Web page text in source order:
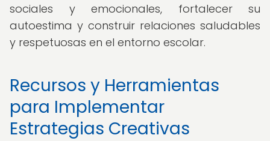
sociales y emocionales, fortalecer su
autoestima y construir relaciones saludables
y respetuosas en el entorno escolar.
Recursos y Herramientas
para Implementar
Estrategias Creativas